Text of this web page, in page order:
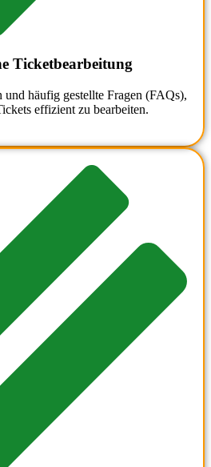
Ticketbearbeitung
und häufig gestellte Fragen (FAQs),
effizient zu bearbeiten.